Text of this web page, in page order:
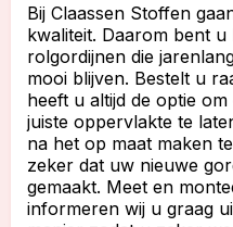
Bij Claassen Stoffen
kwaliteit. Daarom bent
rolgordijnen die
mooi blijven. Bestelt u
heeft u altijd de optie
juiste oppervlakte te
na het op maat maken
zeker dat uw nieuwe
gemaakt. Meet en
informeren wij u graag